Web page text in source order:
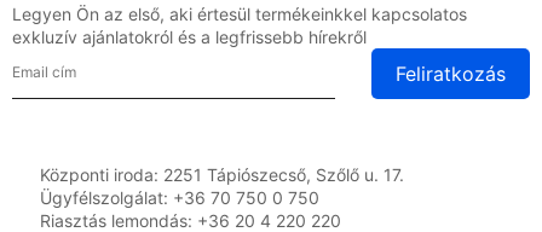
Legyen Ön az első, aki értesül termékeinkkel kapcsolatos
exkluzív ajánlatokról és a legfrissebb hírekről
Feliratkozás
Központi iroda: 2251 Tápiószecső, Szőlő u. 17.
Ügyfélszolgálat: +36 70 750 0 750
Riasztás lemondás: +36 20 4 220 220